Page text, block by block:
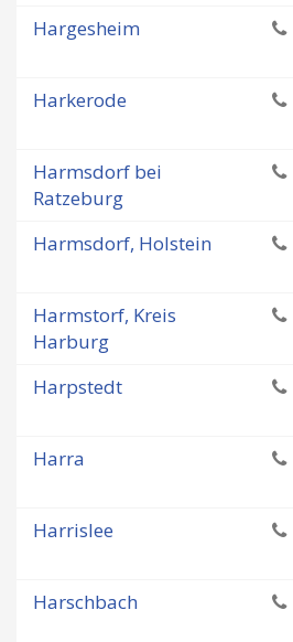
Hargesheim
Harkerode
Harmsdorf bei
Ratzeburg
Harmsdorf, Holstein
Harmstorf, Kreis
Harburg
Harpstedt
Harra
Harrislee
Harschbach